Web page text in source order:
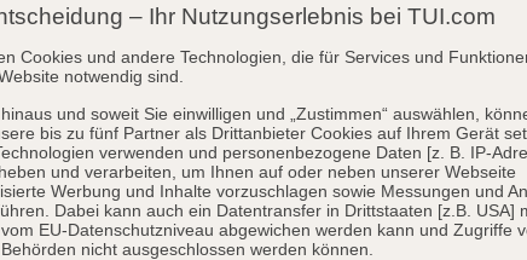
– Ihr Nutzungserlebnis bei TUI.com
Cookies und andere Technologien, die für Services und
notwendig sind.
und soweit Sie einwilligen und „Zustimmen“ auswählen,
bis zu fünf Partner als Drittanbieter Cookies auf Ihrem Gerät
verwenden und personenbezogene Daten [z. B. IP-
und verarbeiten, um Ihnen auf oder neben unserer Webseite
Werbung und Inhalte vorzuschlagen sowie Messungen und
Dabei kann auch ein Datentransfer in Drittstaaten [z.B. USA]
EU-Datenschutzniveau abgewichen werden kann und Zugriffe
nicht ausgeschlossen werden können.